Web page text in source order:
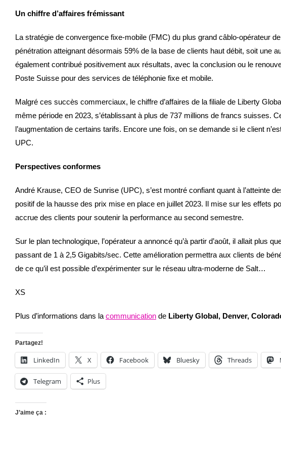
Un chiffre d’affaires frémissant
La stratégie de convergence fixe-mobile (FMC) du plus grand câblo-opérateur
pénétration atteignant désormais 59% de la base de clients haut débit, soit une
également contribué positivement aux résultats, avec la conclusion ou le
Poste Suisse pour des services de téléphonie fixe et mobile.
Malgré ces succès commerciaux, le chiffre d’affaires de la filiale de Liberty
même période en 2023, s’établissant à plus de 737 millions de francs suisses.
l’augmentation de certains tarifs. Encore une fois, on se demande si le client
UPC.
Perspectives conformes
André Krause, CEO de Sunrise (UPC), s’est montré confiant quant à l’atteinte
positif de la hausse des prix mise en place en juillet 2023. Il mise sur les effets
accrue des clients pour soutenir la performance au second semestre.
Sur le plan technologique, l’opérateur a annoncé qu’à partir d’août, il allait plus
passant de 1 à 2,5 Gigabits/sec. Cette amélioration permettra aux clients de
de ce qu’il est possible d’expérimenter sur le réseau ultra-moderne de Salt…
XS
Plus d’informations dans la communication de Liberty Global, Denver,
Partagez!
LinkedIn X Facebook Bluesky Threads
Telegram Plus
J’aime ça :